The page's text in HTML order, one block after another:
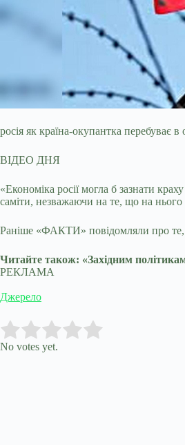
росія як країна-окупантка перебуває
ВІДЕО ДНЯ
«Економіка росії могла б зазнати
саміти, незважаючи на те, що на
Раніше «ФАКТИ» повідомляли про те,
Читайте також: «Західним
РЕКЛАМА
Джерело
Rate this item:
No votes yet.